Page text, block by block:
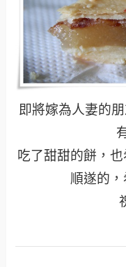
即將嫁為人妻的
吃了甜甜的餅，
順遂的，